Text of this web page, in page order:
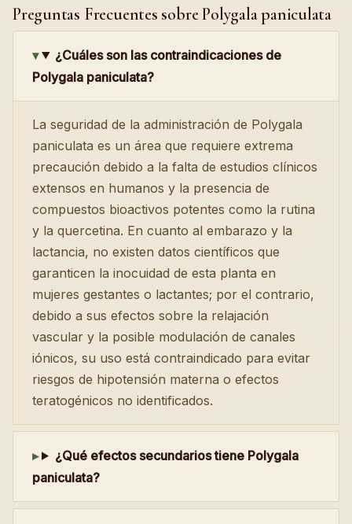
Preguntas Frecuentes sobre Polygala paniculata
¿Cuáles son las contraindicaciones de
Polygala paniculata?
La seguridad de la administración de Polygala
paniculata es un área que requiere extrema
precaución debido a la falta de estudios clínicos
extensos en humanos y la presencia de
compuestos bioactivos potentes como la rutina
y la quercetina. En cuanto al embarazo y la
lactancia, no existen datos científicos que
garanticen la inocuidad de esta planta en
mujeres gestantes o lactantes; por el contrario,
debido a sus efectos sobre la relajación
vascular y la posible modulación de canales
iónicos, su uso está contraindicado para evitar
riesgos de hipotensión materna o efectos
teratogénicos no identificados.
¿Qué efectos secundarios tiene Polygala
paniculata?